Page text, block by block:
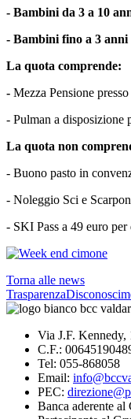
- Bambini da 3 a 10
- Bambini fino a 3
La quota comprende:
- Mezza Pensione
- Pulman a disposizione
La quota non
- Buono pasto in
- Noleggio Sci e
- SKI Pass a 49 euro
Torna alle news
Trasparenza
Via J.F.
C.F.:
Tel: 055-868058
Email:
PEC:
Banca aderente